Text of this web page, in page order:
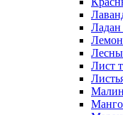
Лист
Манго